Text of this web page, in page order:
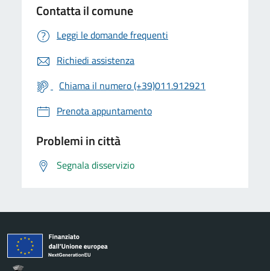
Contatta il comune
Leggi le domande frequenti
Richiedi assistenza
Chiama il numero (+39)011.912921
Prenota appuntamento
Problemi in città
Segnala disservizio